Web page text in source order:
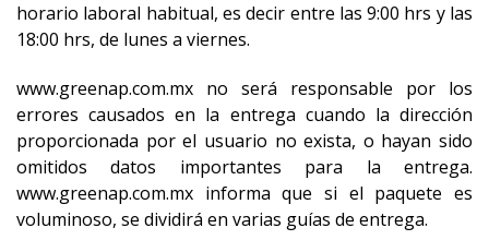
horario laboral habitual, es decir entre las 9:00 hrs y las
18:00 hrs, de lunes a viernes.
www.greenap.com.mx no será responsable por los
errores causados en la entrega cuando la dirección
proporcionada por el usuario no exista, o hayan sido
omitidos datos importantes para la entrega.
www.greenap.com.mx informa que si el paquete es
voluminoso, se dividirá en varias guías de entrega.